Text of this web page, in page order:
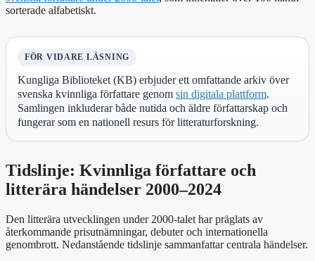
sorterade alfabetiskt.
FÖR VIDARE LÄSNING
Kungliga Biblioteket (KB) erbjuder ett omfattande arkiv över
svenska kvinnliga författare genom sin digitala plattform.
Samlingen inkluderar både nutida och äldre författarskap och
fungerar som en nationell resurs för litteraturforskning.
Tidslinje: Kvinnliga författare och
litterära händelser 2000–2024
Den litterära utvecklingen under 2000-talet har präglats av
återkommande prisutnämningar, debuter och internationella
genombrott. Nedanstående tidslinje sammanfattar centrala händelser.